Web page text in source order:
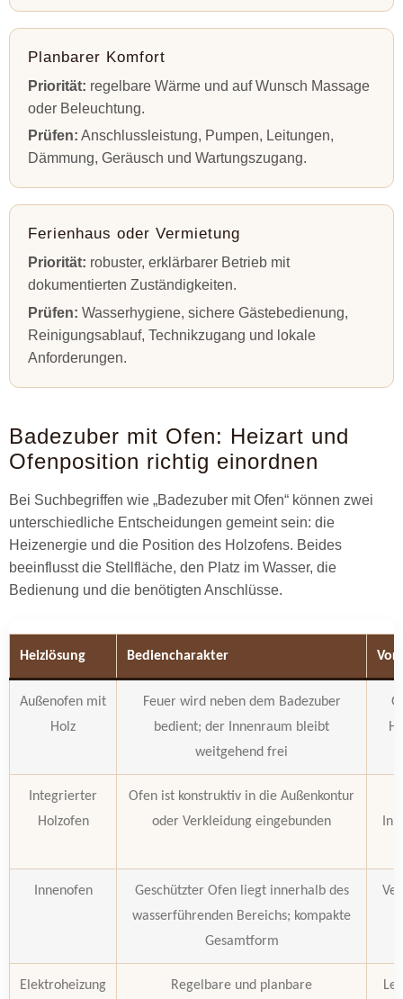
Planbarer Komfort
Priorität: regelbare Wärme und auf Wunsch Massage
oder Beleuchtung.
Prüfen: Anschlussleistung, Pumpen, Leitungen,
Dämmung, Geräusch und Wartungszugang.
Ferienhaus oder Vermietung
Priorität: robuster, erklärbarer Betrieb mit
dokumentierten Zuständigkeiten.
Prüfen: Wasserhygiene, sichere Gästebedienung,
Reinigungsablauf, Technikzugang und lokale
Anforderungen.
Badezuber mit Ofen: Heizart und
Ofenposition richtig einordnen
Bei Suchbegriffen wie „Badezuber mit Ofen“ können zwei
unterschiedliche Entscheidungen gemeint sein: die
Heizenergie und die Position des Holzofens. Beides
beeinflusst die Stellfläche, den Platz im Wasser, die
Bedienung und die benötigten Anschlüsse.
Heizlösung Bediencharakter Vor
Außenofen mit
Holz
Feuer wird neben dem Badezuber
bedient; der Innenraum bleibt
weitgehend frei
Integrierter
Holzofen
Ofen ist konstruktiv in die Außenkontur
oder Verkleidung eingebunden
Innenofen
Geschützter Ofen liegt innerhalb des
wasserführenden Bereichs; kompakte
Gesamtform
Elektroheizung Regelbare und planbare